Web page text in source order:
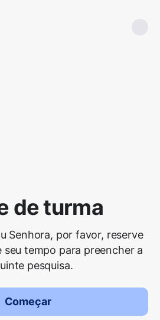
de turma
Senhora, por favor, reserve
seu tempo para preencher a
pesquisa.
Começar